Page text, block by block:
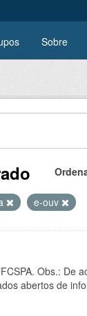
Sobre
e-ouv
Obs.: De
abertos de